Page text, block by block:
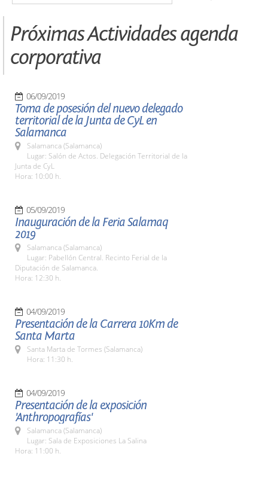
Próximas Actividades agenda
corporativa
06/09/2019
Toma de posesión del nuevo delegado
territorial de la Junta de CyL en
Salamanca
Salamanca (Salamanca)
Lugar: Salón de Actos. Delegación Territorial de la
Junta de CyL
Hora: 10:00 h.
05/09/2019
Inauguración de la Feria Salamaq
2019
Salamanca (Salamanca)
Lugar: Pabellón Central. Recinto Ferial de la
Diputación de Salamanca.
Hora: 12:30 h.
04/09/2019
Presentación de la Carrera 10Km de
Santa Marta
Santa Marta de Tormes (Salamanca)
Hora: 11:30 h.
04/09/2019
Presentación de la exposición
'Anthropografías'
Salamanca (Salamanca)
Lugar: Sala de Exposiciones La Salina
Hora: 11:00 h.